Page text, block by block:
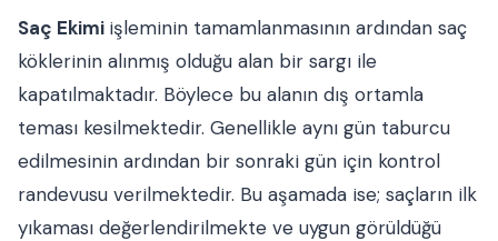
Saç Ekimi işleminin tamamlanmasının ardından saç
köklerinin alınmış olduğu alan bir sargı ile
kapatılmaktadır. Böylece bu alanın dış ortamla
teması kesilmektedir. Genellikle aynı gün taburcu
edilmesinin ardından bir sonraki gün için kontrol
randevusu verilmektedir. Bu aşamada ise; saçların ilk
yıkaması değerlendirilmekte ve uygun görüldüğü